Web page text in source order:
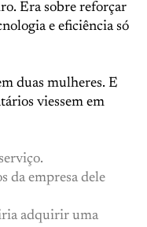
Era sobre reforçar
e eficiência só
duas mulheres. E
viessem em
da empresa dele
adquirir uma